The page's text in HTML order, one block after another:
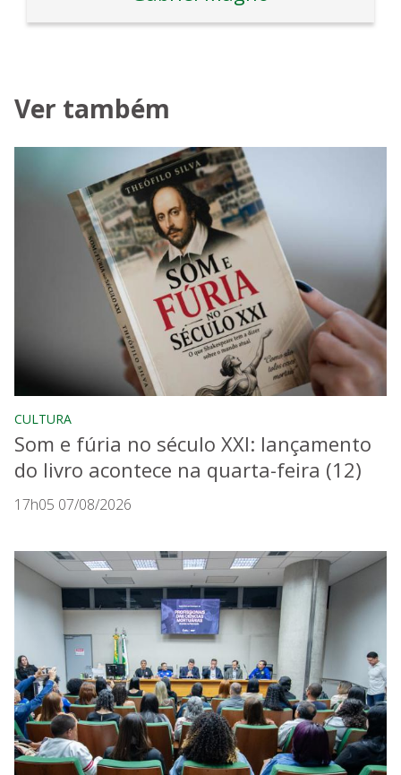
Ver também
CULTURA
Som e fúria no século XXI: lançamento
do livro acontece na quarta-feira (12)
17h05 07/08/2026